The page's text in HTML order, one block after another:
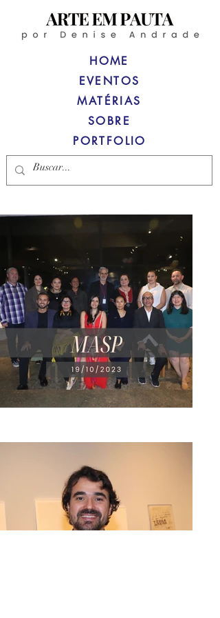
HOME
MATÉRIAS
SOBRE
PORTFOLIO
EVENTOS